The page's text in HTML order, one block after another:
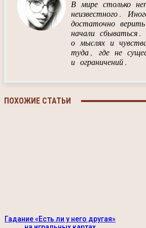
В мире столько
неизвестного.
достаточно
начали
о мыслях и
туда, где не
и ограничений.
ПОХОЖИЕ СТАТЬИ
Гадание «Есть ли у него другая»